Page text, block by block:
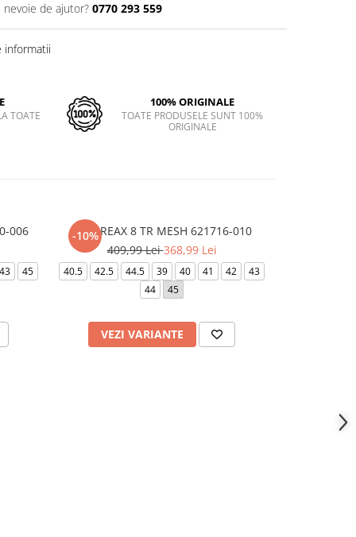
nevoie de ajutor? 0770 293 559
informatii
TOATE
100% ORIGINALE
TOATE PRODUSELE SUNT 100%
ORIGINALE
006
43 45
-10%
NIKE REAX 8 TR MESH 621716-010
409,99 Lei368,99 Lei
40.5 42.5 44.5 39 40 41 42
43
44
45
VEZI VARIANTE